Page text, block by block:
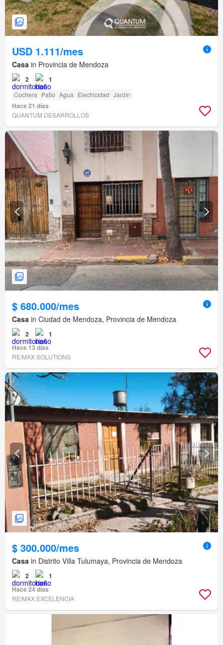
USD 1.111/mes
Casa in Provincia de Mendoza
2 1
Cochera Patio Agua Electricidad Jardín
Hace 21 días
QUANTUM DESARROLLOS
$ 680.000/mes
Casa in Ciudad de Mendoza, Provincia de Mendoza
2
1
Hace 13 días
RE/MAX SOLUTIONS
$ 300.000/mes
Casa in Distrito Villa Tulumaya, Provincia de Mendoza
2
1
Hace 24 días
RE/MAX EXCELENCIA